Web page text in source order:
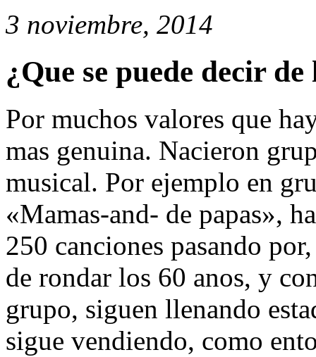
3 noviembre, 2014
¿Que se puede decir
Por muchos valores que
mas genuina. Nacieron
musical. Por ejemplo en
«Mamas-and- de papas»,
250 canciones pasando
de rondar los 60 anos, y
grupo, siguen llenando
sigue vendiendo, como